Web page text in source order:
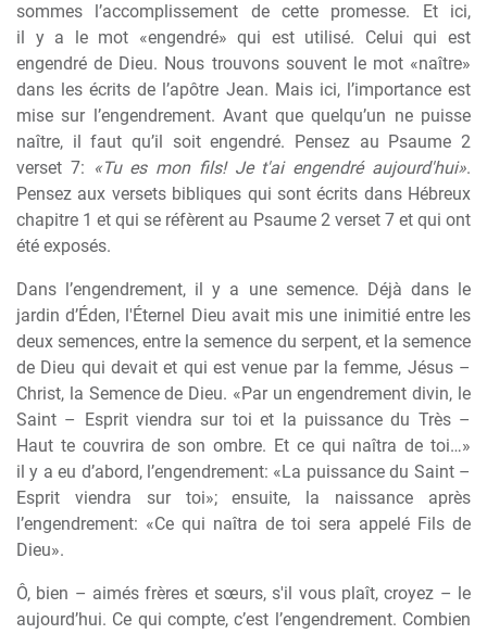
sommes l’accomplissement de cette promesse. Et ici,
il y a le mot «engendré» qui est utilisé. Celui qui est
engendré de Dieu. Nous trouvons souvent le mot «naître»
dans les écrits de l’apôtre Jean. Mais ici, l’importance est
mise sur l’engendrement. Avant que quelqu’un ne puisse
naître, il faut qu’il soit engendré. Pensez au Psaume 2
verset 7: «Tu es mon fils! Je t'ai engendré aujourd'hui».
Pensez aux versets bibliques qui sont écrits dans Hébreux
chapitre 1 et qui se réfèrent au Psaume 2 verset 7 et qui ont
été exposés.
Dans l’engendrement, il y a une semence. Déjà dans le
jardin d’Éden, l'Éternel Dieu avait mis une inimitié entre les
deux semences, entre la semence du serpent, et la semence
de Dieu qui devait et qui est venue par la femme, Jésus –
Christ, la Semence de Dieu. «Par un engendrement divin, le
Saint – Esprit viendra sur toi et la puissance du Très –
Haut te couvrira de son ombre. Et ce qui naîtra de toi…»
il y a eu d’abord, l’engendrement: «La puissance du Saint –
Esprit viendra sur toi»; ensuite, la naissance après
l’engendrement: «Ce qui naîtra de toi sera appelé Fils de
Dieu».
Ô, bien – aimés frères et sœurs, s'il vous plaît, croyez – le
aujourd’hui. Ce qui compte, c’est l’engendrement. Combien